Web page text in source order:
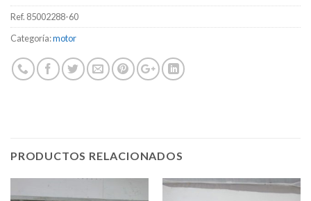
Ref. 85002288-60
Categoría:motor
PRODUCTOS RELACIONADOS